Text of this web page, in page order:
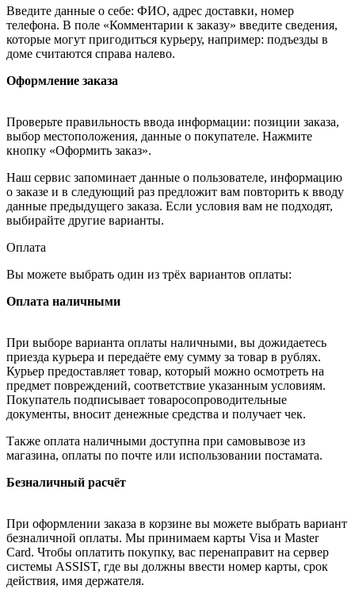
Введите данные о себе: ФИО, адрес доставки, номер
телефона. В поле «Комментарии к заказу» введите сведения,
которые могут пригодиться курьеру, например: подъезды в
доме считаются справа налево.
Оформление заказа
Проверьте правильность ввода информации: позиции заказа,
выбор местоположения, данные о покупателе. Нажмите
кнопку «Оформить заказ».
Наш сервис запоминает данные о пользователе, информацию
о заказе и в следующий раз предложит вам повторить к вводу
данные предыдущего заказа. Если условия вам не подходят,
выбирайте другие варианты.
Оплата
Вы можете выбрать один из трёх вариантов оплаты:
Оплата наличными
При выборе варианта оплаты наличными, вы дожидаетесь
приезда курьера и передаёте ему сумму за товар в рублях.
Курьер предоставляет товар, который можно осмотреть на
предмет повреждений, соответствие указанным условиям.
Покупатель подписывает товаросопроводительные
документы, вносит денежные средства и получает чек.
Также оплата наличными доступна при самовывозе из
магазина, оплаты по почте или использовании постамата.
Безналичный расчёт
При оформлении заказа в корзине вы можете выбрать вариант
безналичной оплаты. Мы принимаем карты Visa и Master
Card. Чтобы оплатить покупку, вас перенаправит на сервер
системы ASSIST, где вы должны ввести номер карты, срок
действия, имя держателя.